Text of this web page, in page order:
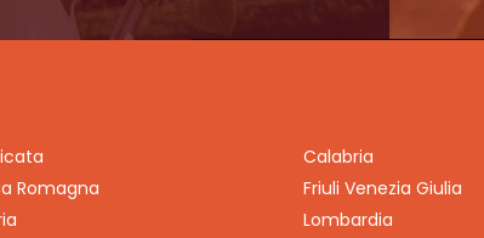
Calabria
Romagna
Friuli Venezia Giulia
Lombardia